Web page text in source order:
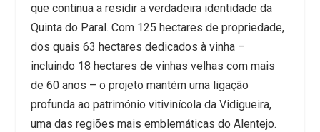
que continua a residir a verdadeira identidade da
Quinta do Paral. Com 125 hectares de propriedade,
dos quais 63 hectares dedicados à vinha –
incluindo 18 hectares de vinhas velhas com mais
de 60 anos – o projeto mantém uma ligação
profunda ao património vitivinícola da Vidigueira,
uma das regiões mais emblemáticas do Alentejo.